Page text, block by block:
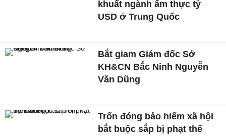
khuất ngành ẩm thực tỷ
USD ở Trung Quốc
Bắt giam Giám đốc Sở
KH&CN Bắc Ninh Nguyễn
Văn Dũng
Trốn đóng bảo hiểm xã hội
bắt buộc sắp bị phạt thế